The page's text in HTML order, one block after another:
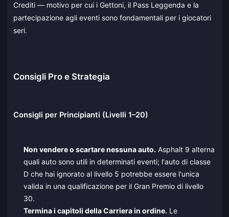
Crediti — motivo per cui i Gettoni, il Pass Leggenda e la
partecipazione agli eventi sono fondamentali per i giocatori
seri.
Consigli Pro e Strategia
Consigli per Principianti (Livelli 1–20)
Non vendere o scartare nessuna auto. Asphalt 9 alterna
quali auto sono utili in determinati eventi; l'auto di classe
D che hai ignorato al livello 5 potrebbe essere l'unica
valida in una qualificazione per il Gran Premio di livello
30.
Termina i capitoli della Carriera in ordine. Le